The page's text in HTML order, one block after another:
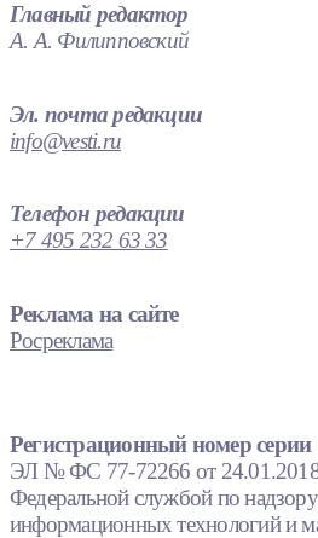
Главный редактор
А. А. Филипповский
Эл. почта редакции
info@vesti.ru
Телефон редакции
+7 495 232 63 33
Реклама на сайте
Росреклама
Регистрационный номер серии
ЭЛ № ФС 77-72266 от 24.01.2018.
Федеральной службой по надзору
информационных технологий и